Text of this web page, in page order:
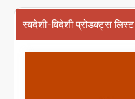
स्वदेशी-विदेशी प्रोडक्ट्स लिस्ट